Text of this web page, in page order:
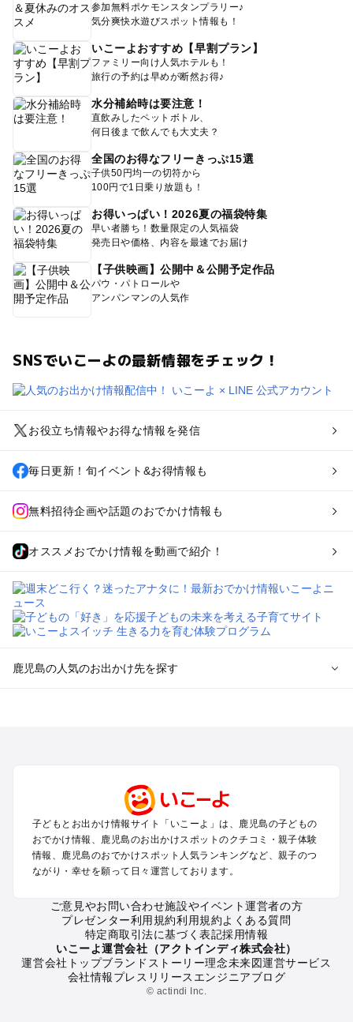
参加無料ポケモンスタンプラリー♪
気分爽快水遊びスポット情報も！
いこーよおすすめ【早割プラン】
ファミリー向け人気ホテルも！
旅行の予約は早めが断然お得♪
水分補給時は要注意！
直飲みしたペットボトル、
何日後まで飲んでも大丈夫？
全国のお得なフリーきっぷ15選
子供50円均一の切符から
100円で1日乗り放題も！
お得いっぱい！2026夏の福袋特集
早い者勝ち！数量限定の人気福袋
発売日や価格、内容を最速でお届け
【子供映画】公開中＆公開予定作品
パウ・パトロールや
アンパンマンの人気作
SNSでいこーよの最新情報をチェック！
お役立ち情報やお得な情報を発信
毎日更新！旬イベント&お得情報も
無料招待企画や話題のおでかけ情報も
オススメおでかけ情報を動画で紹介！
鹿児島の人気のお出かけ先を探す
指宿・知覧・枕崎・南薩のプールお出かけ
川内・出水・串木野・北薩のプールお出かけ
屋久島・奄美大島・種子島・宮古島・石垣島（鹿児島～沖縄の
離島）のプールお出かけ
鹿児島の遊園地
鹿児島の動物園
鹿児島のバーベキュー
鹿児島の釣り
鹿児島の牧場
子どもとお出かけ情報サイト「いこーよ」は、鹿児島の子どもの
おでかけ情報、鹿児島のお出かけスポットのクチコミ・親子体験
情報、鹿児島のおでかけスポット人気ランキングなど、親子のつ
ながり・幸せを願って日々運営しております。
ご意見やお問い合わせ施設やイベント運営者の方
プレゼンター利用規約利用規約よくある質問
特定商取引法に基づく表記採用情報
いこーよ運営会社（アクトインディ株式会社）
運営会社トップブランドストーリー理念未来図運営サービス
会社情報プレスリリース エンジニアブログ
© actindi Inc.